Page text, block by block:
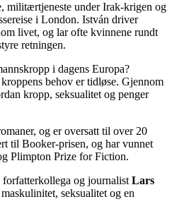
militærtjeneste under Irak-krigen og
i London. István driver
livet, og lar ofte kvinnene rundt
retningen.
i dagens Europa?
behov er tidløse. Gjennom
kropp, seksualitet og penger
og er oversatt til over 20
til Booker-prisen, og har vunnet
Plimpton Prize for Fiction.
forfatterkollega og journalistLars
seksualitet og en